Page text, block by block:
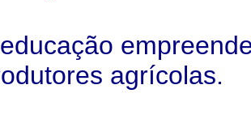
agrícolas.